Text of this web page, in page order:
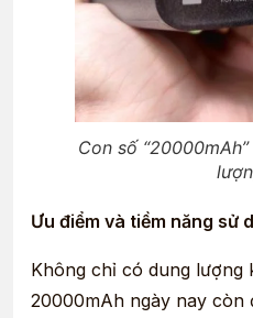
Con số
Ưu điểm và tiềm năng sử
Không chỉ có dung lượng
20000mAh ngày nay